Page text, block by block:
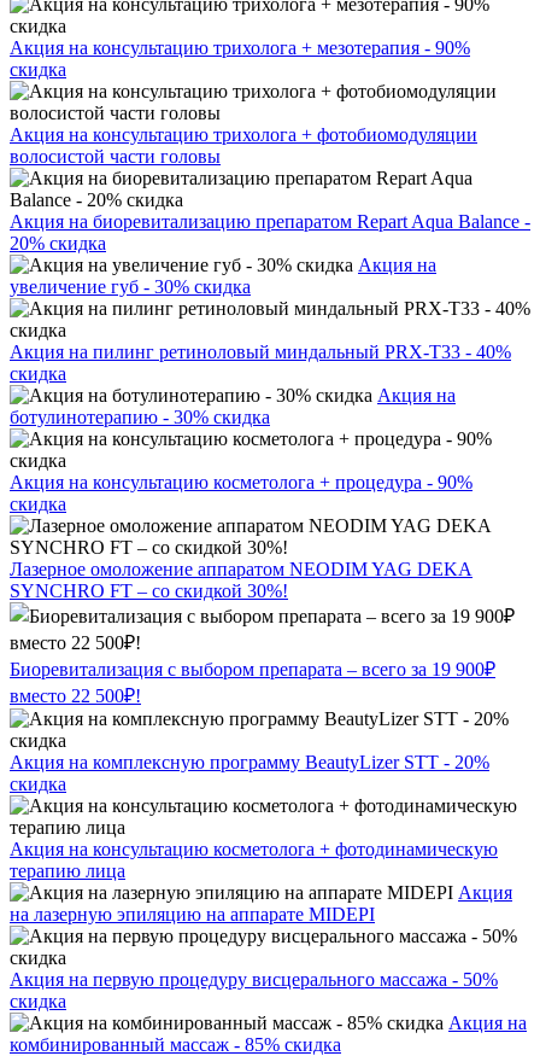
Акция на консультацию трихолога + мезотерапия - 90%
скидка
Акция на консультацию трихолога + фотобиомодуляции
волосистой части головы
Акция на биоревитализацию препаратом Repart Aqua Balance -
20% скидка
Акция на
увеличение губ - 30% скидка
Акция на пилинг ретиноловый миндальный PRX-T33 - 40%
скидка
Акция на
ботулинотерапию - 30% скидка
Акция на консультацию косметолога + процедура - 90%
скидка
Лазерное омоложение аппаратом NEODIM YAG DEKA
SYNCHRO FT – со скидкой 30%!
Биоревитализация с выбором препарата – всего за 19 900₽
вместо 22 500₽!
Акция на комплексную программу BeautyLizer STT - 20%
скидка
Акция на консультацию косметолога + фотодинамическую
терапию лица
Акция
на лазерную эпиляцию на аппарате MIDEPI
Акция на первую процедуру висцерального массажа - 50%
скидка
Акция на
комбинированный массаж - 85% скидка